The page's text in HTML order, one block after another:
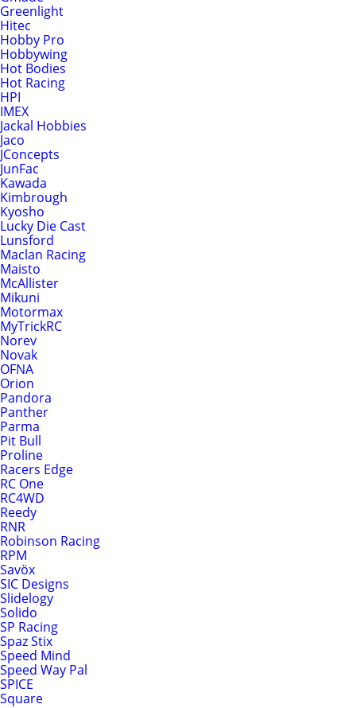
Greenlight
Hitec
Hobby Pro
Hobbywing
Hot Bodies
Hot Racing
HPI
IMEX
Jackal Hobbies
Jaco
JConcepts
JunFac
Kawada
Kimbrough
Kyosho
Lucky Die Cast
Lunsford
Maclan Racing
Maisto
McAllister
Mikuni
Motormax
MyTrickRC
Norev
Novak
OFNA
Orion
Pandora
Panther
Parma
Pit Bull
Proline
Racers Edge
RC One
RC4WD
Reedy
RNR
Robinson Racing
RPM
Savöx
SIC Designs
Slidelogy
Solido
SP Racing
Spaz Stix
Speed Mind
Speed Way Pal
SPICE
Square